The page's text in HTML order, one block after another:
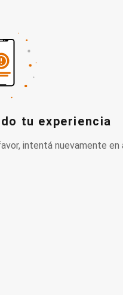
tu experiencia
intentá nuevamente en